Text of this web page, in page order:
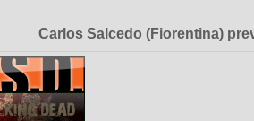
Carlos Salcedo (Fiorentina)